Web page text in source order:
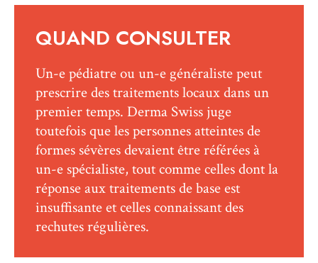
QUAND CONSULTER
Un-e pédiatre ou un-e généraliste peut
prescrire des traitements locaux dans un
premier temps. Derma Swiss juge
toutefois que les personnes atteintes de
formes sévères devaient être référées à
un-e spécialiste, tout comme celles dont la
réponse aux traitements de base est
insuffisante et celles connaissant des
rechutes régulières.